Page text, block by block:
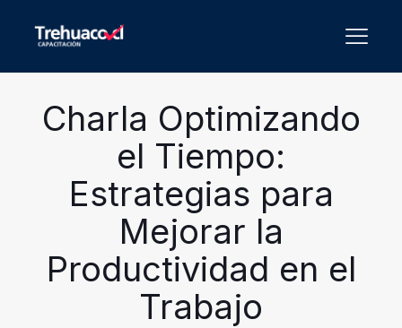
Charla Optimizando
el Tiempo:
Estrategias para
Mejorar la
Productividad en el
Trabajo